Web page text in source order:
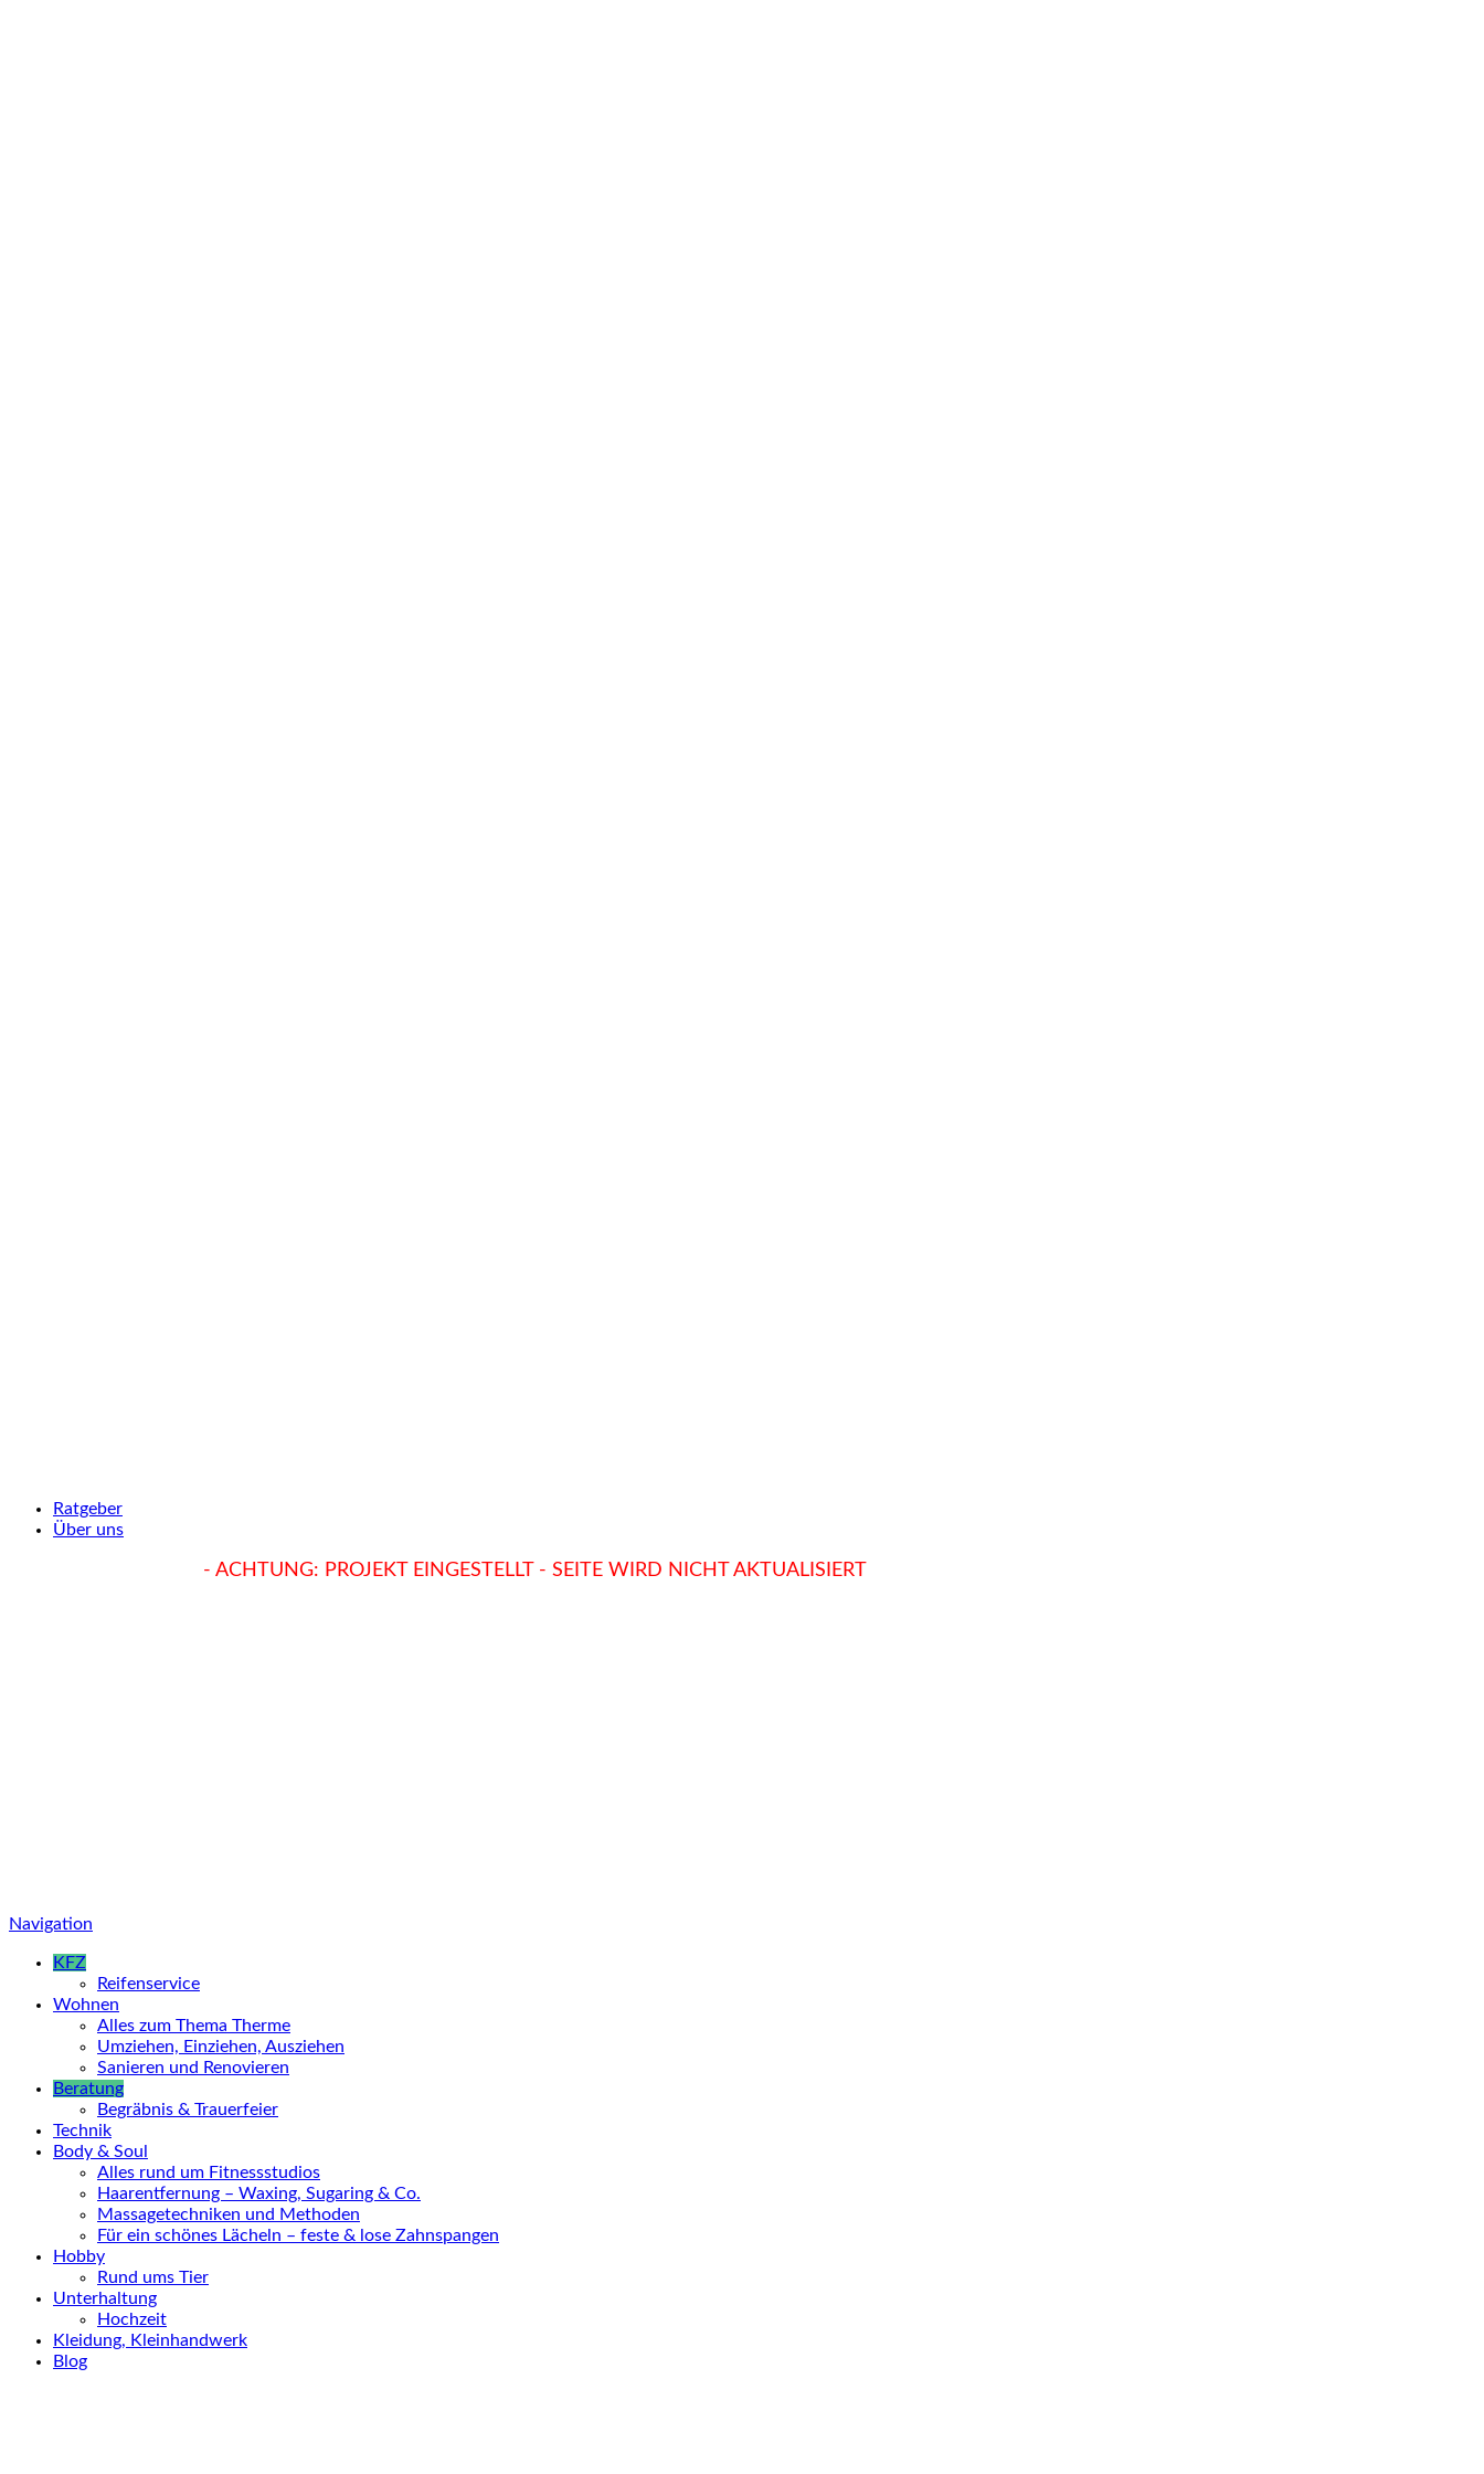
Ratgeber
Über uns
- ACHTUNG: PROJEKT EINGESTELLT - SEITE WIRD NICHT AKTUALISIERT
Navigation
KFZ
Reifenservice
Wohnen
Alles zum Thema Therme
Umziehen, Einziehen, Ausziehen
Sanieren und Renovieren
Beratung
Begräbnis & Trauerfeier
Technik
Body & Soul
Alles rund um Fitnessstudios
Haarentfernung – Waxing, Sugaring & Co.
Massagetechniken und Methoden
Für ein schönes Lächeln – feste & lose Zahnspangen
Hobby
Rund ums Tier
Unterhaltung
Hochzeit
Kleidung, Kleinhandwerk
Blog